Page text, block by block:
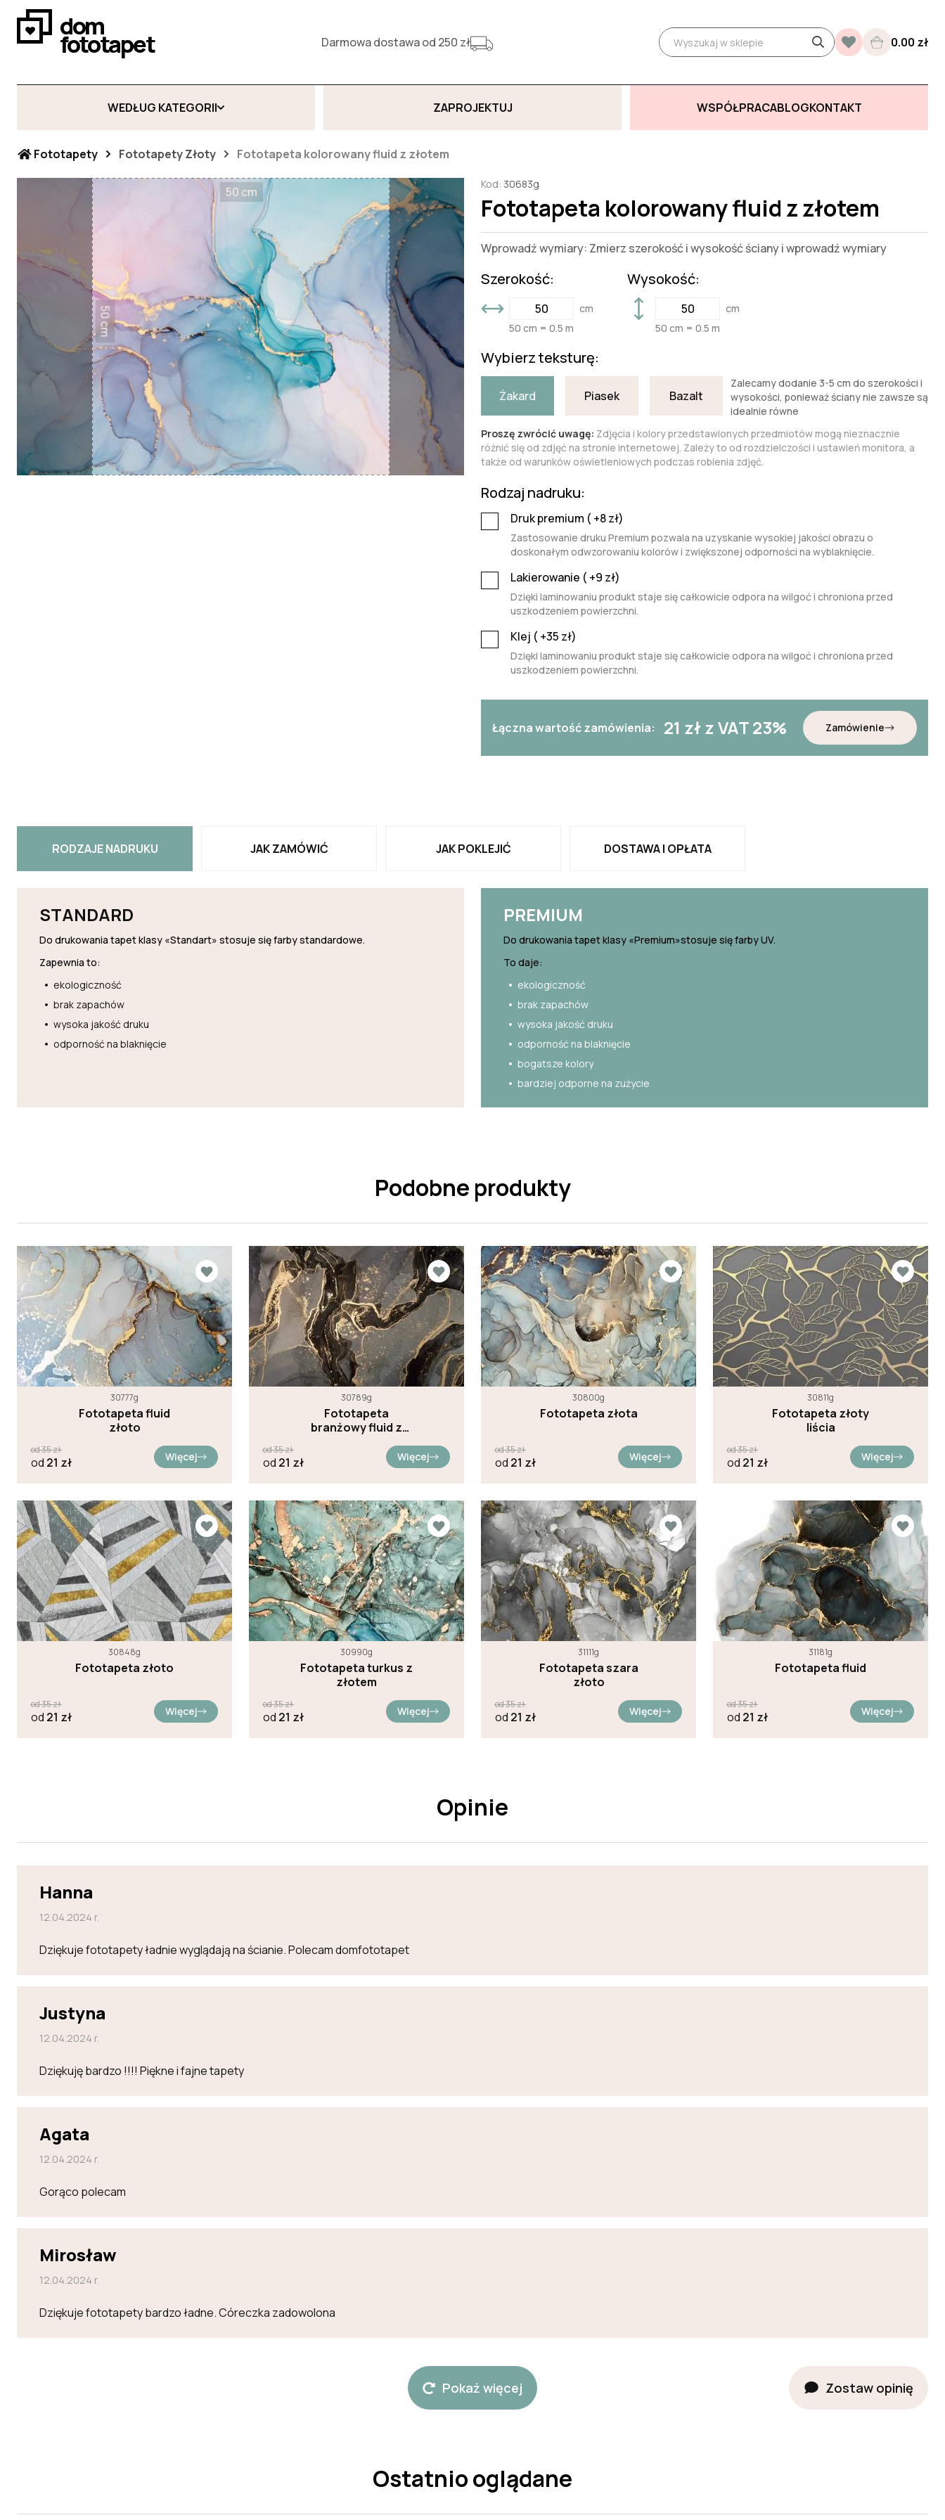
dom
fototapet Darmowa dostawa od 250 zł 0.00 zł
WEDŁUG KATEGORII ZAPROJEKTUJ WSPÓŁPRACABLOGKONTAKT
Fototapety Fototapety Złoty Fototapeta kolorowany fluid z złotem
50 cm
50 cm
Kod: 30683g
Fototapeta kolorowany fluid z złotem
Wprowadź wymiary: Zmierz szerokość i wysokość ściany i wprowadź wymiary
Szerokość:
cm
50 cm = 0.5 m
Wysokość:
cm
50 cm = 0.5 m
Wybierz teksturę:
Żakard Piasek Bazalt
Zalecamy dodanie 3-5 cm do szerokości i
wysokości, ponieważ ściany nie zawsze są
idealnie równe
Proszę zwrócić uwagę: Zdjęcia i kolory przedstawionych przedmiotów mogą nieznacznie
różnić się od zdjęć na stronie internetowej. Zależy to od rozdzielczości i ustawień monitora, a
także od warunków oświetleniowych podczas robienia zdjęć.
Rodzaj nadruku:
Druk premium ( +8zł)
Zastosowanie druku Premium pozwala na uzyskanie wysokiej jakości obrazu o
doskonałym odwzorowaniu kolorów i zwiększonej odporności na wyblaknięcie.
Lakierowanie ( +9 zł)
Dzięki laminowaniu produkt staje się całkowicie odpora na wilgoć i chroniona przed
uszkodzeniem powierzchni.
Klej ( +35 zł)
Dzięki laminowaniu produkt staje się całkowicie odpora na wilgoć i chroniona przed
uszkodzeniem powierzchni.
Łączna wartość zamówienia: 21 zł z VAT 23% Zamówienie
RODZAJE NADRUKU JAK ZAMÓWIĆ JAK POKLEJIĆ DOSTAWA I OPŁATA
STANDARD
Do drukowania tapet klasy «Standart» stosuje się farby standardowe.
Zapewnia to:
ekologiczność
brak zapachów
wysoka jakość druku
odporność na blaknięcie
PREMIUM
Do drukowania tapet klasy «Premium»stosuje się farby UV.
To daje:
ekologiczność
brak zapachów
wysoka jakość druku
odporność na blaknięcie
bogatsze kolory
bardziej odporne na zużycie
Podobne produkty
30777g
Fototapeta fluid
złoto
od35zł
od 21 zł Więcej
30789g
Fototapeta
branżowy fluid z
od35zł
od 21 zł Więcej
30800g
Fototapeta złota
od35zł
od 21 zł Więcej
30811g
Fototapeta złoty
liścia
od35zł
od 21 zł Więcej
30848g
Fototapeta złoto
od35zł
od 21 zł Więcej
30990g
Fototapeta turkus z
złotem
od35zł
od 21 zł Więcej
31111g
Fototapeta szara
złoto
od35zł
od 21 zł Więcej
31181g
Fototapeta fluid
od35zł
od 21 zł Więcej
Opinie
Hanna
12.04.2024 r.
Dziękuje fototapety ładnie wyglądają na ścianie. Polecam domfototapet
Justyna
12.04.2024 r.
Dziękuję bardzo !!!! Piękne i fajne tapety
Agata
12.04.2024 r.
Gorąco polecam
Mirosław
12.04.2024 r.
Dziękuje fototapety bardzo ładne. Córeczka zadowolona
Pokaż więcej Zostaw opinię
Ostatnio oglądane